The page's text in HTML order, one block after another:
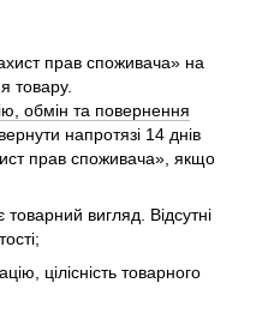
прав споживача» на
товару.
обмін та повернення
напротязі 14 днів
прав споживача», якщо
вигляд. Відсутні
цілісність товарного